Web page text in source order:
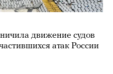
движение судов
атак России